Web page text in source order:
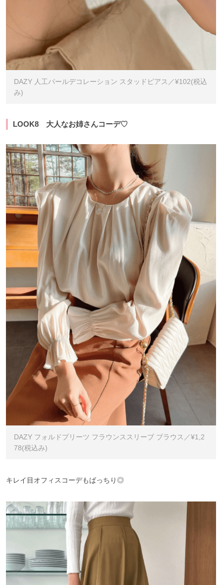
DAZY 人工パールデコレーション スタッドピアス／¥102(税込
み)
LOOK8 大人なお姉さんコーデ♡
DAZY フォルドプリーツ フラウンススリーブ ブラウス／¥1,2
78(税込み)
キレイ目オフィスコーデもばっちり◎